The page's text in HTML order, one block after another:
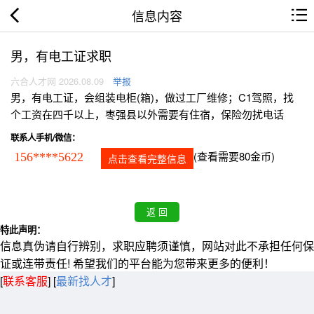
信息内容
男，有电工证求职
六合人才网 2026.08.09 举报
男，有电工证，会组装电柜(箱)，做过工厂维修；C1驾照，找
个工资在四千以上，枣强县以外需要有住宿，保险勿扰电话
联系人手机/微信：
156****5622 点击查看完整信息 (查看需要80金币)
特此声明：
信息真伪请自行辨别，求职应聘须谨慎，网站对此不承担任何保
证或连带责任! 希望我们的平台能为您带来更多的便利！
[联系客服] [最新找人才]